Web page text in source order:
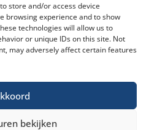
store and/or access device
browsing experience and to show
technologies will allow us to
or unique IDs on this site. Not
may adversely affect certain features
bekijken